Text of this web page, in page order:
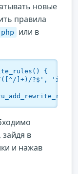
новые
правила
или в
{
]+)/?$',
в
и нажав